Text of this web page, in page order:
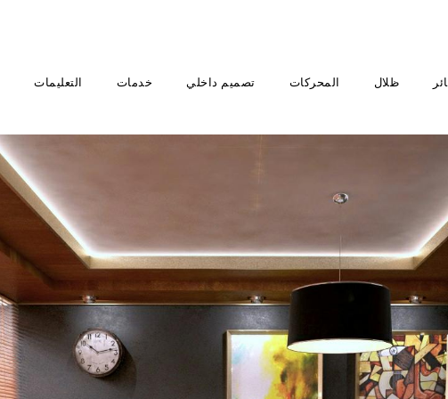
ظلال المحركات تصميم داخلي خدمات التعليمات